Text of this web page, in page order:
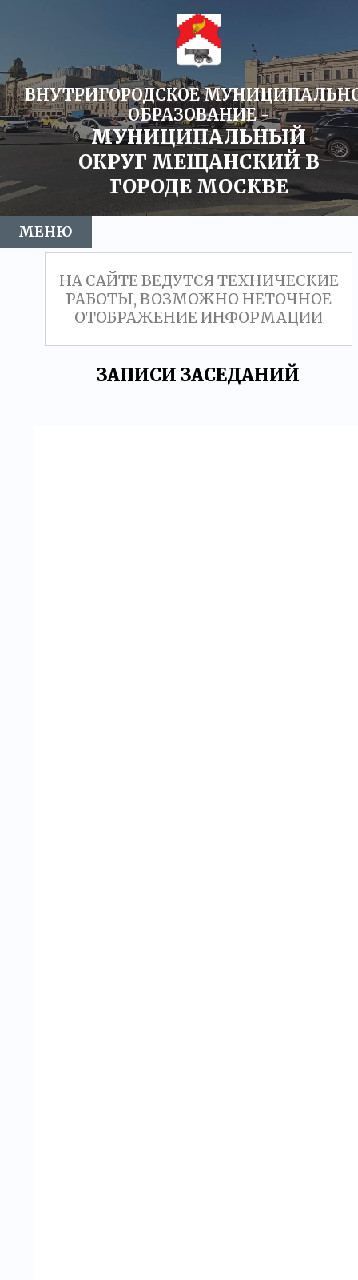
ВНУТРИГОРОДСКОЕ
ОБРАЗОВАНИЕ -
МУНИЦИПАЛЬНЫЙ
ОКРУГ МЕЩАНСКИЙ В
ГОРОДЕ МОСКВЕ
НОВОСТИ
МУНИЦИПАЛЬНЫЙ ОКРУГ
СОВЕТ ДЕПУТАТОВ
АДМИНИСТРАЦИЯ
ПРОТИВОДЕЙСТВИЕ КОРРУПЦИИ
ЭЛЕКТРОННАЯ ПРИЕМНАЯ
ГАЗЕТА
МЕНЮ
НА САЙТЕ ВЕДУТСЯ ТЕХНИЧЕСКИЕ
РАБОТЫ, ВОЗМОЖНО НЕТОЧНОЕ
ОТОБРАЖЕНИЕ ИНФОРМАЦИИ
ЗАПИСИ ЗАСЕДАНИЙ